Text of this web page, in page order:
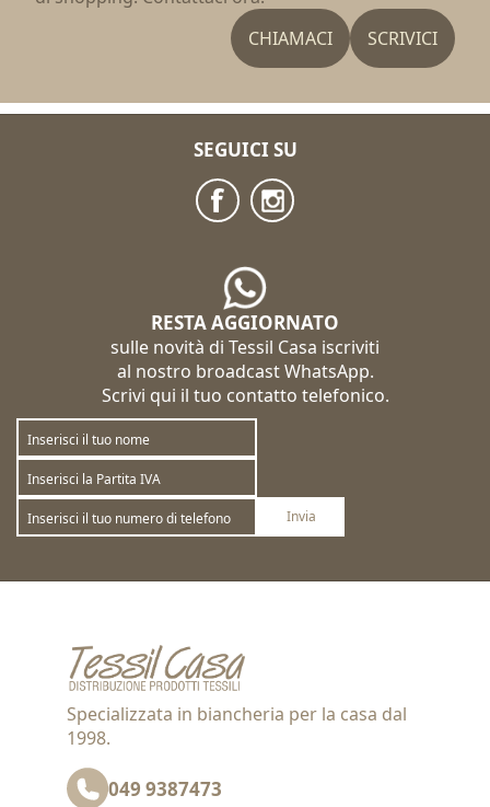
CHIAMACI
SCRIVICI
SEGUICI SU
RESTA AGGIORNATO
sulle novità di Tessil Casa iscriviti
al nostro broadcast WhatsApp.
Scrivi qui il tuo contatto telefonico.
Invia
Specializzata in biancheria per la casa dal
1998.
049 9387473